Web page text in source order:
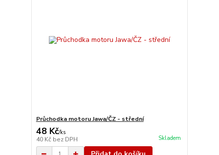
Průchodka motoru Jawa/ČZ - střední
48 Kč/ks
40 Kč bez DPH Skladem